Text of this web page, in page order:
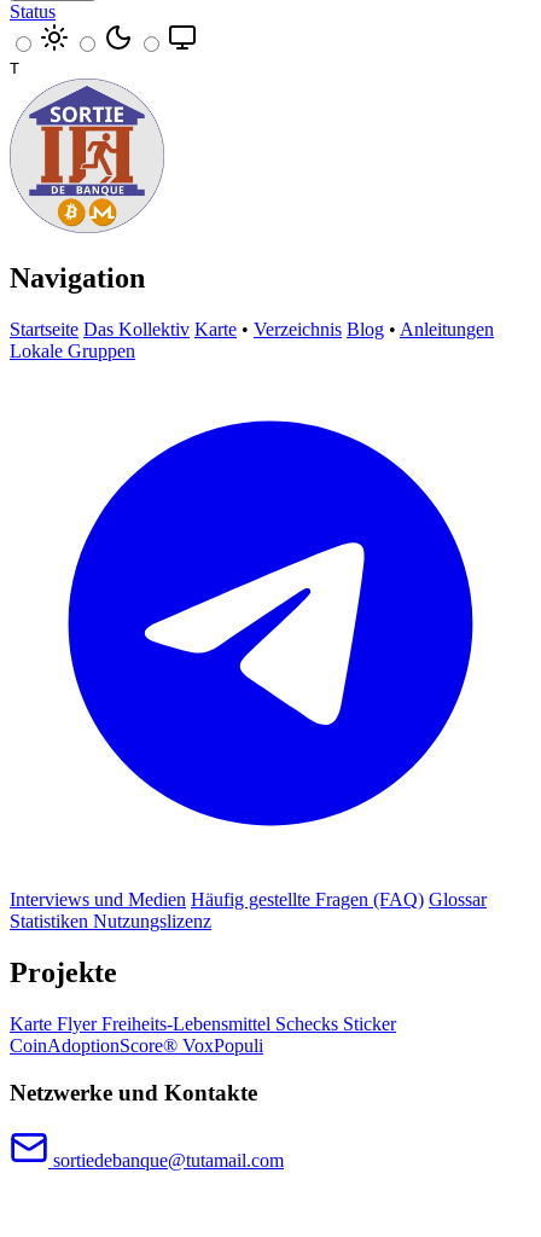
Status
T
Navigation
Startseite Das Kollektiv Karte • Verzeichnis Blog • Anleitungen
Lokale Gruppen
Interviews und Medien Häufig gestellte Fragen (FAQ) Glossar
Statistiken Nutzungslizenz
Projekte
Karte FlyerFreiheits-Lebensmittel Schecks Sticker
CoinAdoptionScore® VoxPopuli
Netzwerke und Kontakte
sortiedebanque@tutamail.com